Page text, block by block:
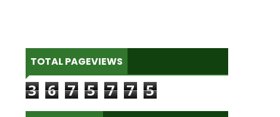
TOTAL PAGEVIEWS
3 6 7 5 7 7 5